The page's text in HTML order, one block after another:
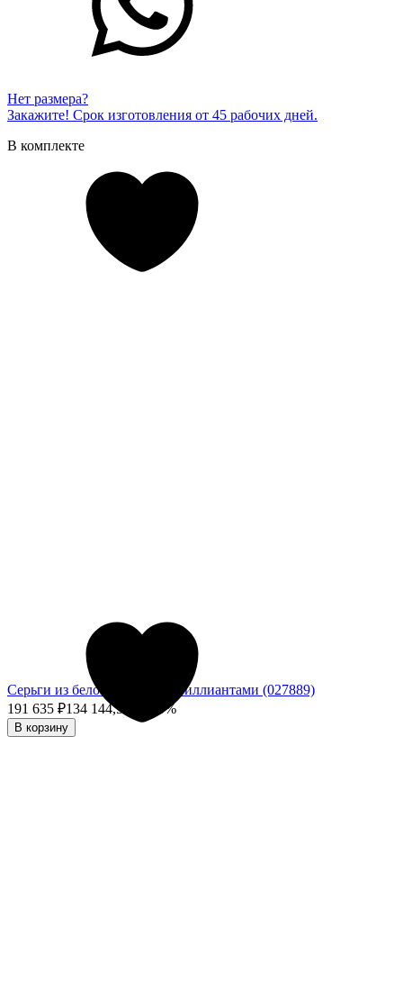
Нет размера?
Закажите! Срок изготовления от 45 рабочих дней.
В комплекте
Серьги из белого золота с бриллиантами (027889)
191 635 ₽134 144,50 - 30%
В корзину